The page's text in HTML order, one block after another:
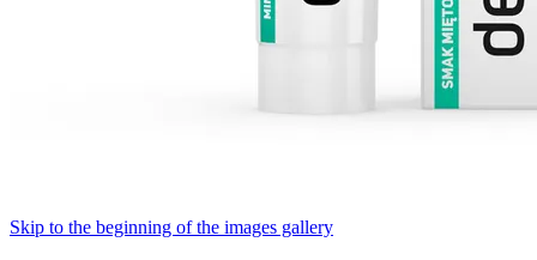
Skip to the beginning of the images gallery